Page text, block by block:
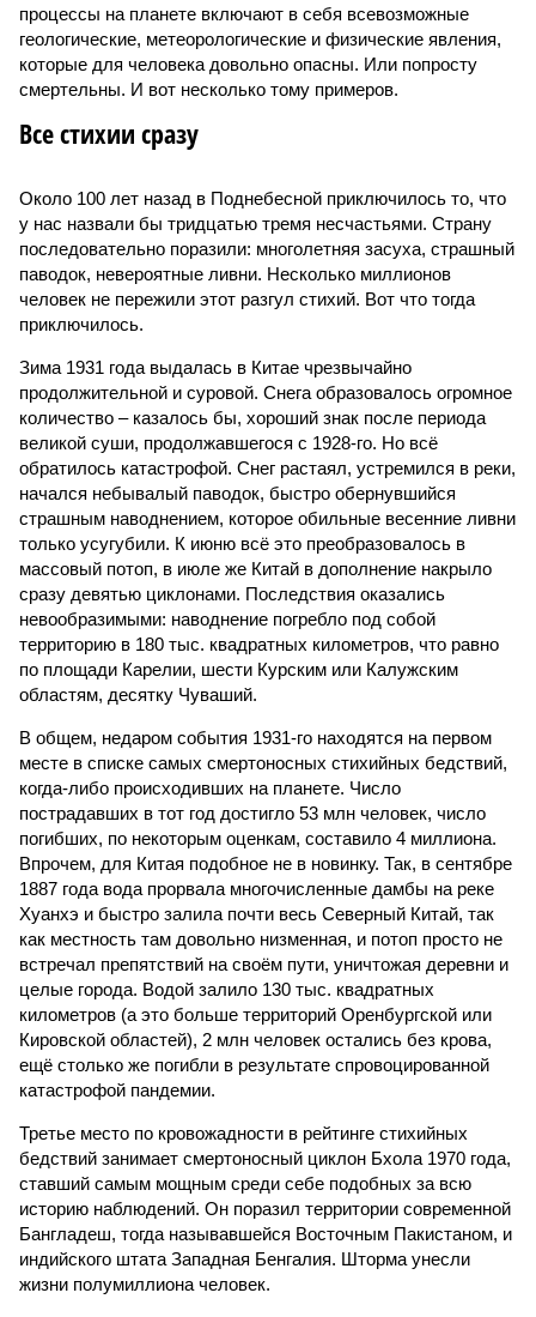
процессы на планете включают в себя всевозможные
геологические, метеорологические и физические явления,
которые для человека довольно опасны. Или попросту
смертельны. И вот несколько тому примеров.
Все стихии сразу
Около 100 лет назад в Поднебесной приключилось то, что
у нас назвали бы тридцатью тремя несчастьями. Страну
последовательно поразили: многолетняя засуха, страшный
паводок, невероятные ливни. Несколько миллионов
человек не пережили этот разгул стихий. Вот что тогда
приключилось.
Зима 1931 года выдалась в Китае чрезвычайно
продолжительной и суровой. Снега образовалось огромное
количество – казалось бы, хороший знак после периода
великой суши, продолжавшегося с 1928-го. Но всё
обратилось катастрофой. Снег растаял, устремился в реки,
начался небывалый паводок, быстро обернувшийся
страшным наводнением, которое обильные весенние ливни
только усугубили. К июню всё это преобразовалось в
массовый потоп, в июле же Китай в дополнение накрыло
сразу девятью циклонами. Последствия оказались
невообразимыми: наводнение погребло под собой
территорию в 180 тыс. квадратных километров, что равно
по площади Карелии, шести Курским или Калужским
областям, десятку Чуваший.
В общем, недаром события 1931-го находятся на первом
месте в списке самых смертоносных стихийных бедствий,
когда-либо происходивших на планете. Число
пострадавших в тот год достигло 53 млн человек, число
погибших, по некоторым оценкам, составило 4 миллиона.
Впрочем, для Китая подобное не в новинку. Так, в сентябре
1887 года вода прорвала многочисленные дамбы на реке
Хуанхэ и быстро залила почти весь Северный Китай, так
как местность там довольно низменная, и потоп просто не
встречал препятствий на своём пути, уничтожая деревни и
целые города. Водой залило 130 тыс. квадратных
километров (а это больше территорий Оренбургской или
Кировской областей), 2 млн человек остались без крова,
ещё столько же погибли в результате спровоцированной
катастрофой пандемии.
Третье место по кровожадности в рейтинге стихийных
бедствий занимает смертоносный циклон Бхола 1970 года,
ставший самым мощным среди себе подобных за всю
историю наблюдений. Он поразил территории современной
Бангладеш, тогда называвшейся Восточным Пакистаном, и
индийского штата Западная Бенгалия. Шторма унесли
жизни полумиллиона человек.